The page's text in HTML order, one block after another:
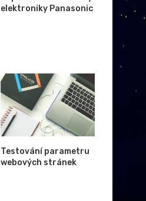
elektroniky Panasonic
Testování parametru
webových stránek